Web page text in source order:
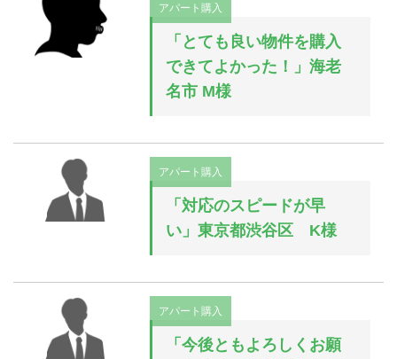
アパート購入
「とても良い物件を購入
できてよかった！」海老
名市 M様
アパート購入
「対応のスピードが早
い」東京都渋谷区 K様
アパート購入
「今後ともよろしくお願